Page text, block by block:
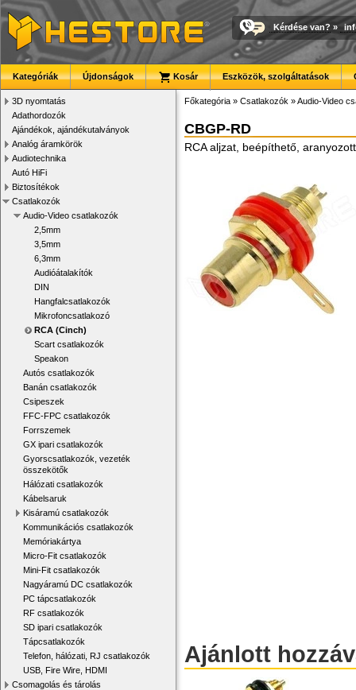
Kérdése van? »
Kategóriák Újdonságok Kosár Eszközök, szolgáltatások
3D nyomtatás
Adathordozók
Ajándékok, ajándékutalványok
Analóg áramkörök
Audiotechnika
Autó HiFi
Biztosítékok
Csatlakozók
Audio-Video csatlakozók
2,5mm
3,5mm
6,3mm
Audióátalakítók
DIN
Hangfalcsatlakozók
Mikrofoncsatlakozó
RCA (Cinch)
Scart csatlakozók
Speakon
Autós csatlakozók
Banán csatlakozók
Csipeszek
FFC-FPC csatlakozók
Forrszemek
GX ipari csatlakozók
Gyorscsatlakozók, vezeték
összekötők
Hálózati csatlakozók
Kábelsaruk
Kisáramú csatlakozók
Kommunikációs csatlakozók
Memóriakártya
Micro-Fit csatlakozók
Mini-Fit csatlakozók
Nagyáramú DC csatlakozók
PC tápcsatlakozók
RF csatlakozók
SD ipari csatlakozók
Tápcsatlakozók
Telefon, hálózati, RJ csatlakozók
USB, Fire Wire, HDMI
Csomagolás és tárolás
Főkategória » Csatlakozók »Audio-Video
CBGP-RD
RCA aljzat, beépíthető,
Ajánlott